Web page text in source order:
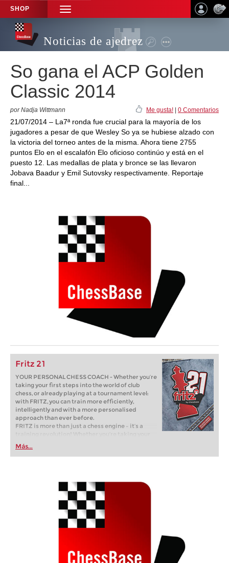
SHOP
TOGGLE
NAVIGATION
Noticias de ajedrez
So gana el ACP Golden
Classic 2014
por Nadja Wittmann Me gusta! 0 Comentarios
21/07/2014 – La7ª ronda fue crucial para la mayoría de los
jugadores a pesar de que Wesley So ya se hubiese alzado con
la victoria del torneo antes de la misma. Ahora tiene 2755
puntos Elo en el escalafón Elo oficioso continúo y está en el
puesto 12. Las medallas de plata y bronce se las llevaron
Jobava Baadur y Emil Sutovsky respectivamente. Reportaje
final...
Fritz 21
YOUR PERSONAL CHESS COACH - Whether you’re
taking your first steps into the world of club
chess, or already playing at a tournament level:
with FRITZ, you can train more efficiently,
intelligently and with a more personalised
approach than ever before.
FRITZ is more than just a chess engine – it’s a
training revolution! Whether you’re taking your
first steps into the world of club chess, or already
playing at a tournament level: with FRITZ, you can
train more efficiently, intelligently and with a
Más...